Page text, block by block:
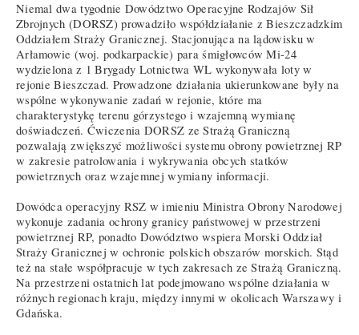
Niemal dwa tygodnie Dowództwo Operacyjne Rodzajów Sił
Zbrojnych (DORSZ) prowadziło współdziałanie z Bieszczadzkim
Oddziałem Straży Granicznej. Stacjonująca na lądowisku w
Arłamowie (woj. podkarpackie) para śmigłowców Mi-24
wydzielona z 1 Brygady Lotnictwa WL wykonywała loty w
rejonie Bieszczad. Prowadzone działania ukierunkowane były na
wspólne wykonywanie zadań w rejonie, które ma
charakterystykę terenu górzystego i wzajemną wymianę
doświadczeń. Ćwiczenia DORSZ ze Strażą Graniczną
pozwalają zwiększyć możliwości systemu obrony powietrznej RP
w zakresie patrolowania i wykrywania obcych statków
powietrznych oraz wzajemnej wymiany informacji.
Dowódca operacyjny RSZ w imieniu Ministra Obrony Narodowej
wykonuje zadania ochrony granicy państwowej w przestrzeni
powietrznej RP, ponadto Dowództwo wspiera Morski Oddział
Straży Granicznej w ochronie polskich obszarów morskich. Stąd
też na stałe współpracuje w tych zakresach ze Strażą Graniczną.
Na przestrzeni ostatnich lat podejmowano wspólne działania w
różnych regionach kraju, między innymi w okolicach Warszawy i
Gdańska.